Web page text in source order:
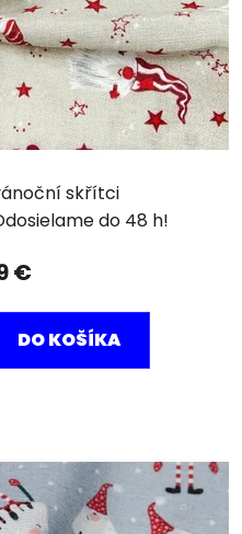
skřítci
€
DO KOŠÍKA